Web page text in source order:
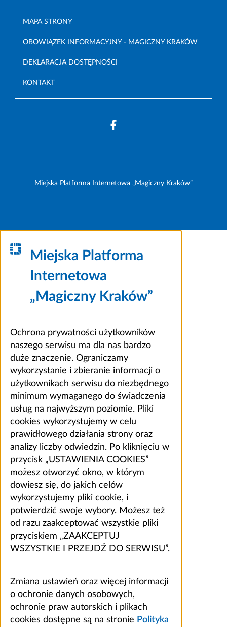
MAPA STRONY
OBOWIĄZEK INFORMACYJNY - MAGICZNY KRAKÓW
DEKLARACJA DOSTĘPNOŚCI
KONTAKT
Miejska Platforma Internetowa „Magiczny Kraków”
Miejska Platforma
Internetowa
„Magiczny Kraków”
Ochrona prywatności użytkowników
naszego serwisu ma dla nas bardzo
duże znaczenie. Ograniczamy
wykorzystanie i zbieranie informacji o
użytkownikach serwisu do niezbędnego
minimum wymaganego do świadczenia
usług na najwyższym poziomie. Pliki
cookies wykorzystujemy w celu
prawidłowego działania strony oraz
analizy liczby odwiedzin. Po kliknięciu w
przycisk „USTAWIENIA COOKIES”
możesz otworzyć okno, w którym
dowiesz się, do jakich celów
wykorzystujemy pliki cookie, i
potwierdzić swoje wybory. Możesz też
od razu zaakceptować wszystkie pliki
przyciskiem „ZAAKCEPTUJ
WSZYSTKIE I PRZEJDŹ DO SERWISU”.
Zmiana ustawień oraz więcej informacji
o ochronie danych osobowych,
ochronie praw autorskich i plikach
cookies dostępne są na stronie Polityka